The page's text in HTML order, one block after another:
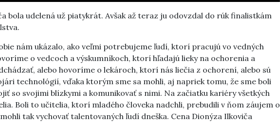
bola udelená už piatykrát. Avšak až teraz ju odovzdal do rúk finalistkám
nám ukázalo, ako veľmi potrebujeme ľudí, ktorí pracujú vo vedných
o vedcoch a výskumníkoch, ktorí hľadajú lieky na ochorenia a
alebo hovoríme o lekároch, ktorí nás liečia z ochorení, alebo sú
technológií, vďaka ktorým sme sa mohli, aj napriek tomu, že sme boli
so svojimi blízkymi a komunikovať s nimi. Na začiatku kariéry všetkých
Boli to učitelia, ktorí mladého človeka nadchli, prebudili v ňom záujem o
tak vychovať talentovaných ľudí dneška. Cena Dionýza Ilkoviča